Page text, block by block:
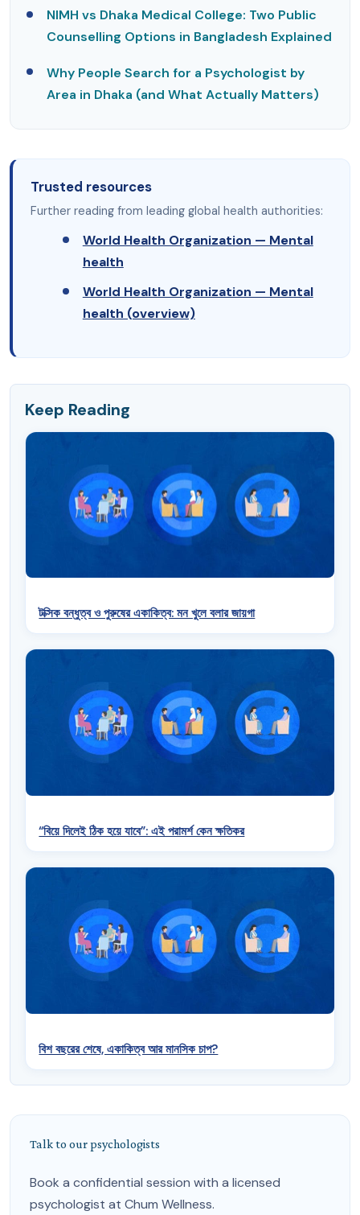
NIMH vs Dhaka Medical College: Two Public
Counselling Options in Bangladesh Explained
Why People Search for a Psychologist by
Area in Dhaka (and What Actually Matters)
Trusted resources
Further reading from leading global health authorities:
World Health Organization — Mental
health
World Health Organization — Mental
health (overview)
Keep Reading
টক্সিক বন্ধুত্ব ও পুরুষের একাকিত্ব: মন খুলে বলার জায়গা
“বিয়ে দিলেই ঠিক হয়ে যাবে”: এই পরামর্শ কেন ক্ষতিকর
বিশ বছরের শেষে, একাকিত্ব আর মানসিক চাপ?
Talk to our psychologists
Book a confidential session with a licensed
psychologist at Chum Wellness.